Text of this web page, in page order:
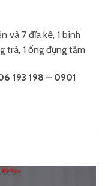
và 7 đĩa kê, 1 bình
trà, 1 ống đựng tăm
193 198 – 0901